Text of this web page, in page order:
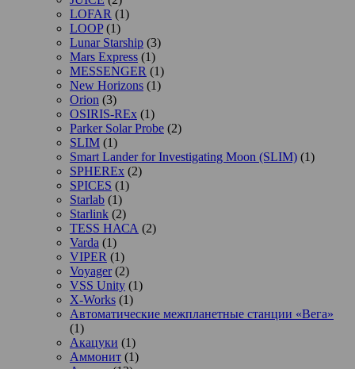
LOFAR (1)
LOOP(1)
Lunar Starship (3)
Mars Express (1)
MESSENGER (1)
New Horizons (1)
Orion (3)
OSIRIS-REx (1)
Parker Solar Probe (2)
SLIM (1)
Smart Lander for Investigating Moon (SLIM) (1)
SPHEREx (2)
SPICES (1)
Starlab (1)
Starlink (2)
TESS НАСА (2)
Varda (1)
VIPER (1)
Voyager(2)
VSS Unity (1)
X-Works (1)
Автоматические межпланетные станции «Вега»
(1)
Акацуки (1)
Аммонит (1)